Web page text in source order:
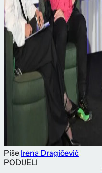
Piše Irena Dragičević
PODIJELI